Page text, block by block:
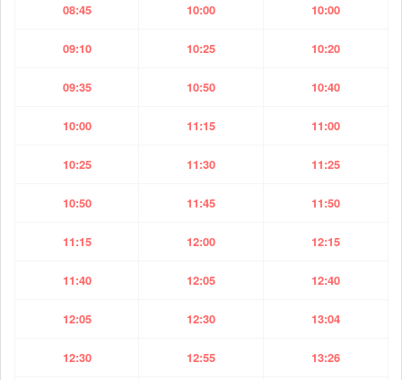
08:45 10:00 10:00
09:10 10:25 10:20
09:35 10:50 10:40
10:00 11:15 11:00
10:25 11:30 11:25
10:50 11:45 11:50
11:15 12:00 12:15
11:40 12:05 12:40
12:05 12:30 13:04
12:30 12:55 13:26